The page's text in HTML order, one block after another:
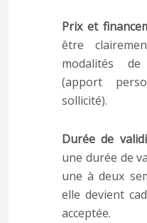
Prix et
être
modalités de
(apport
sollicité).
Durée de
une durée de
une à deux
elle devient
acceptée.